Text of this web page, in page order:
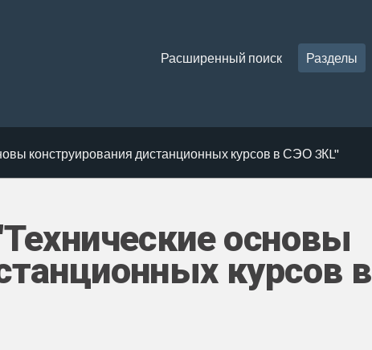
Расширенный поиск Разделы
конструирования дистанционных курсов в СЭО 3КL"
основы
курсов в